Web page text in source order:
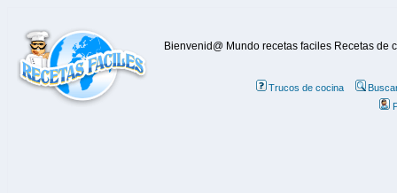
Bienvenid@ Mundo recetas faciles Recetas de
Trucos de cocina